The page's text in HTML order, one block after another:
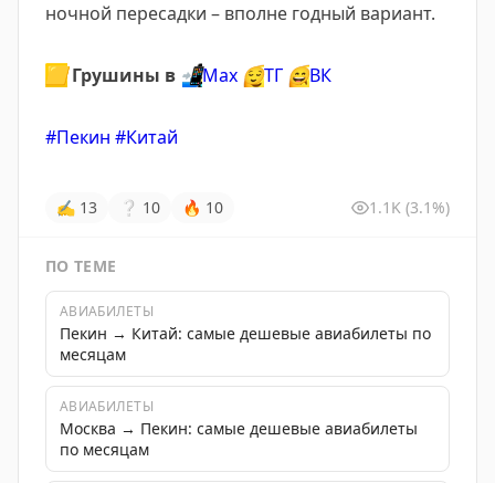
ночной пересадки – вполне годный вариант.
🟨 Грушины в 📲Мах 😌ТГ 😄ВК
#Пекин #Китай
✍ 13 ❔ 10 🔥 10 1.1K (3.1%)
ПО ТЕМЕ
АВИАБИЛЕТЫ
Пекин → Китай: самые дешевые авиабилеты по
месяцам
АВИАБИЛЕТЫ
Москва → Пекин: самые дешевые авиабилеты
по месяцам